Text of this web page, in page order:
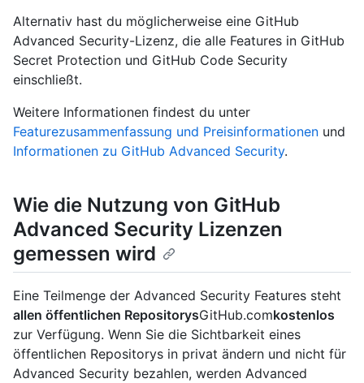
Alternativ hast du möglicherweise eine GitHub
Advanced Security-Lizenz, die alle Features in GitHub
Secret Protection und GitHub Code Security
einschließt.
Weitere Informationen findest du unter
Featurezusammenfassung und Preisinformationen und
Informationen zu GitHub Advanced Security.
Wie die Nutzung von GitHub
Advanced Security Lizenzen
gemessen wird
Eine Teilmenge der Advanced Security Features steht
allen öffentlichen RepositorysGitHub.comkostenlos
zur Verfügung. Wenn Sie die Sichtbarkeit eines
öffentlichen Repositorys in privat ändern und nicht für
Advanced Security bezahlen, werden Advanced